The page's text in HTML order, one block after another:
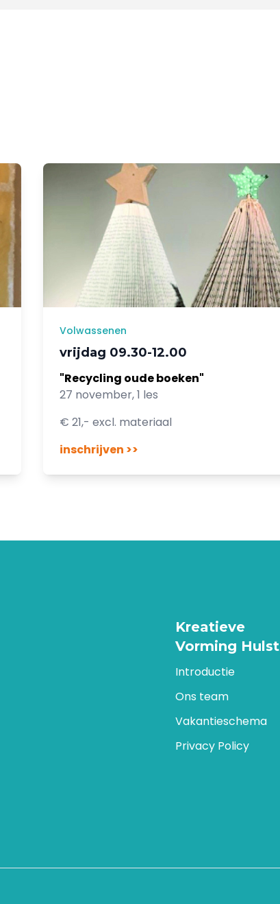
Volwassenen
vrijdag 09.30-12.00
"Recycling oude boeken"
27 november, 1 les
€ 21,- excl. materiaal
inschrijven >>
Kreatieve
Vorming Hulst
Introductie
Ons team
Vakantieschema
Privacy Policy